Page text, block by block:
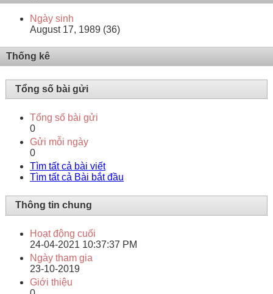
Ngày sinh
August 17, 1989 (36)
Thống kê
Tổng số bài gửi
Tổng số bài gửi
0
Gửi mỗi ngày
0
Tìm tất cả bài viết
Tìm tất cả Bài bắt đầu
Thông tin chung
Hoạt động cuối
24-04-2021 10:37:37 PM
Ngày tham gia
23-10-2019
Giới thiệu